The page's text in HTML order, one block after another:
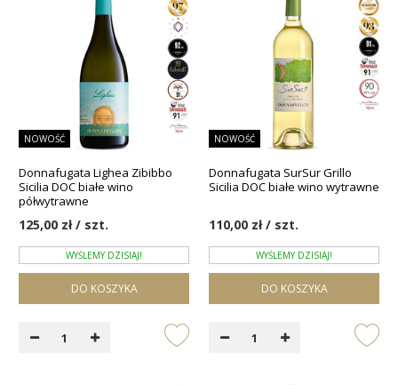
NOWOŚĆ
Donnafugata Lighea Zibibbo
Sicilia DOC białe wino
półwytrawne
125,00 zł / szt.
WYŚLEMY DZISIAJ!
DO KOSZYKA
NOWOŚĆ
Donnafugata SurSur Grillo
Sicilia DOC białe wino wytrawne
110,00 zł / szt.
WYŚLEMY DZISIAJ!
DO KOSZYKA